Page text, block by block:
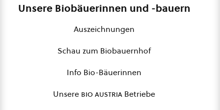
Unsere Biobäuerinnen und -bauern
Auszeichnungen
Schau zum Biobauernhof
Info Bio-Bäuerinnen
Unsere bio austria Betriebe